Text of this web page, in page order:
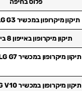
תיקון מיקרופון במכשיר LG G3 ברמת גן
תיקון מיקרופון באייפון 8 בירושלים
תיקון מיקרופון במכשיר LG G7 בתל אביב
תיקון מיקרופון במכשיר LG V10 באשדוד